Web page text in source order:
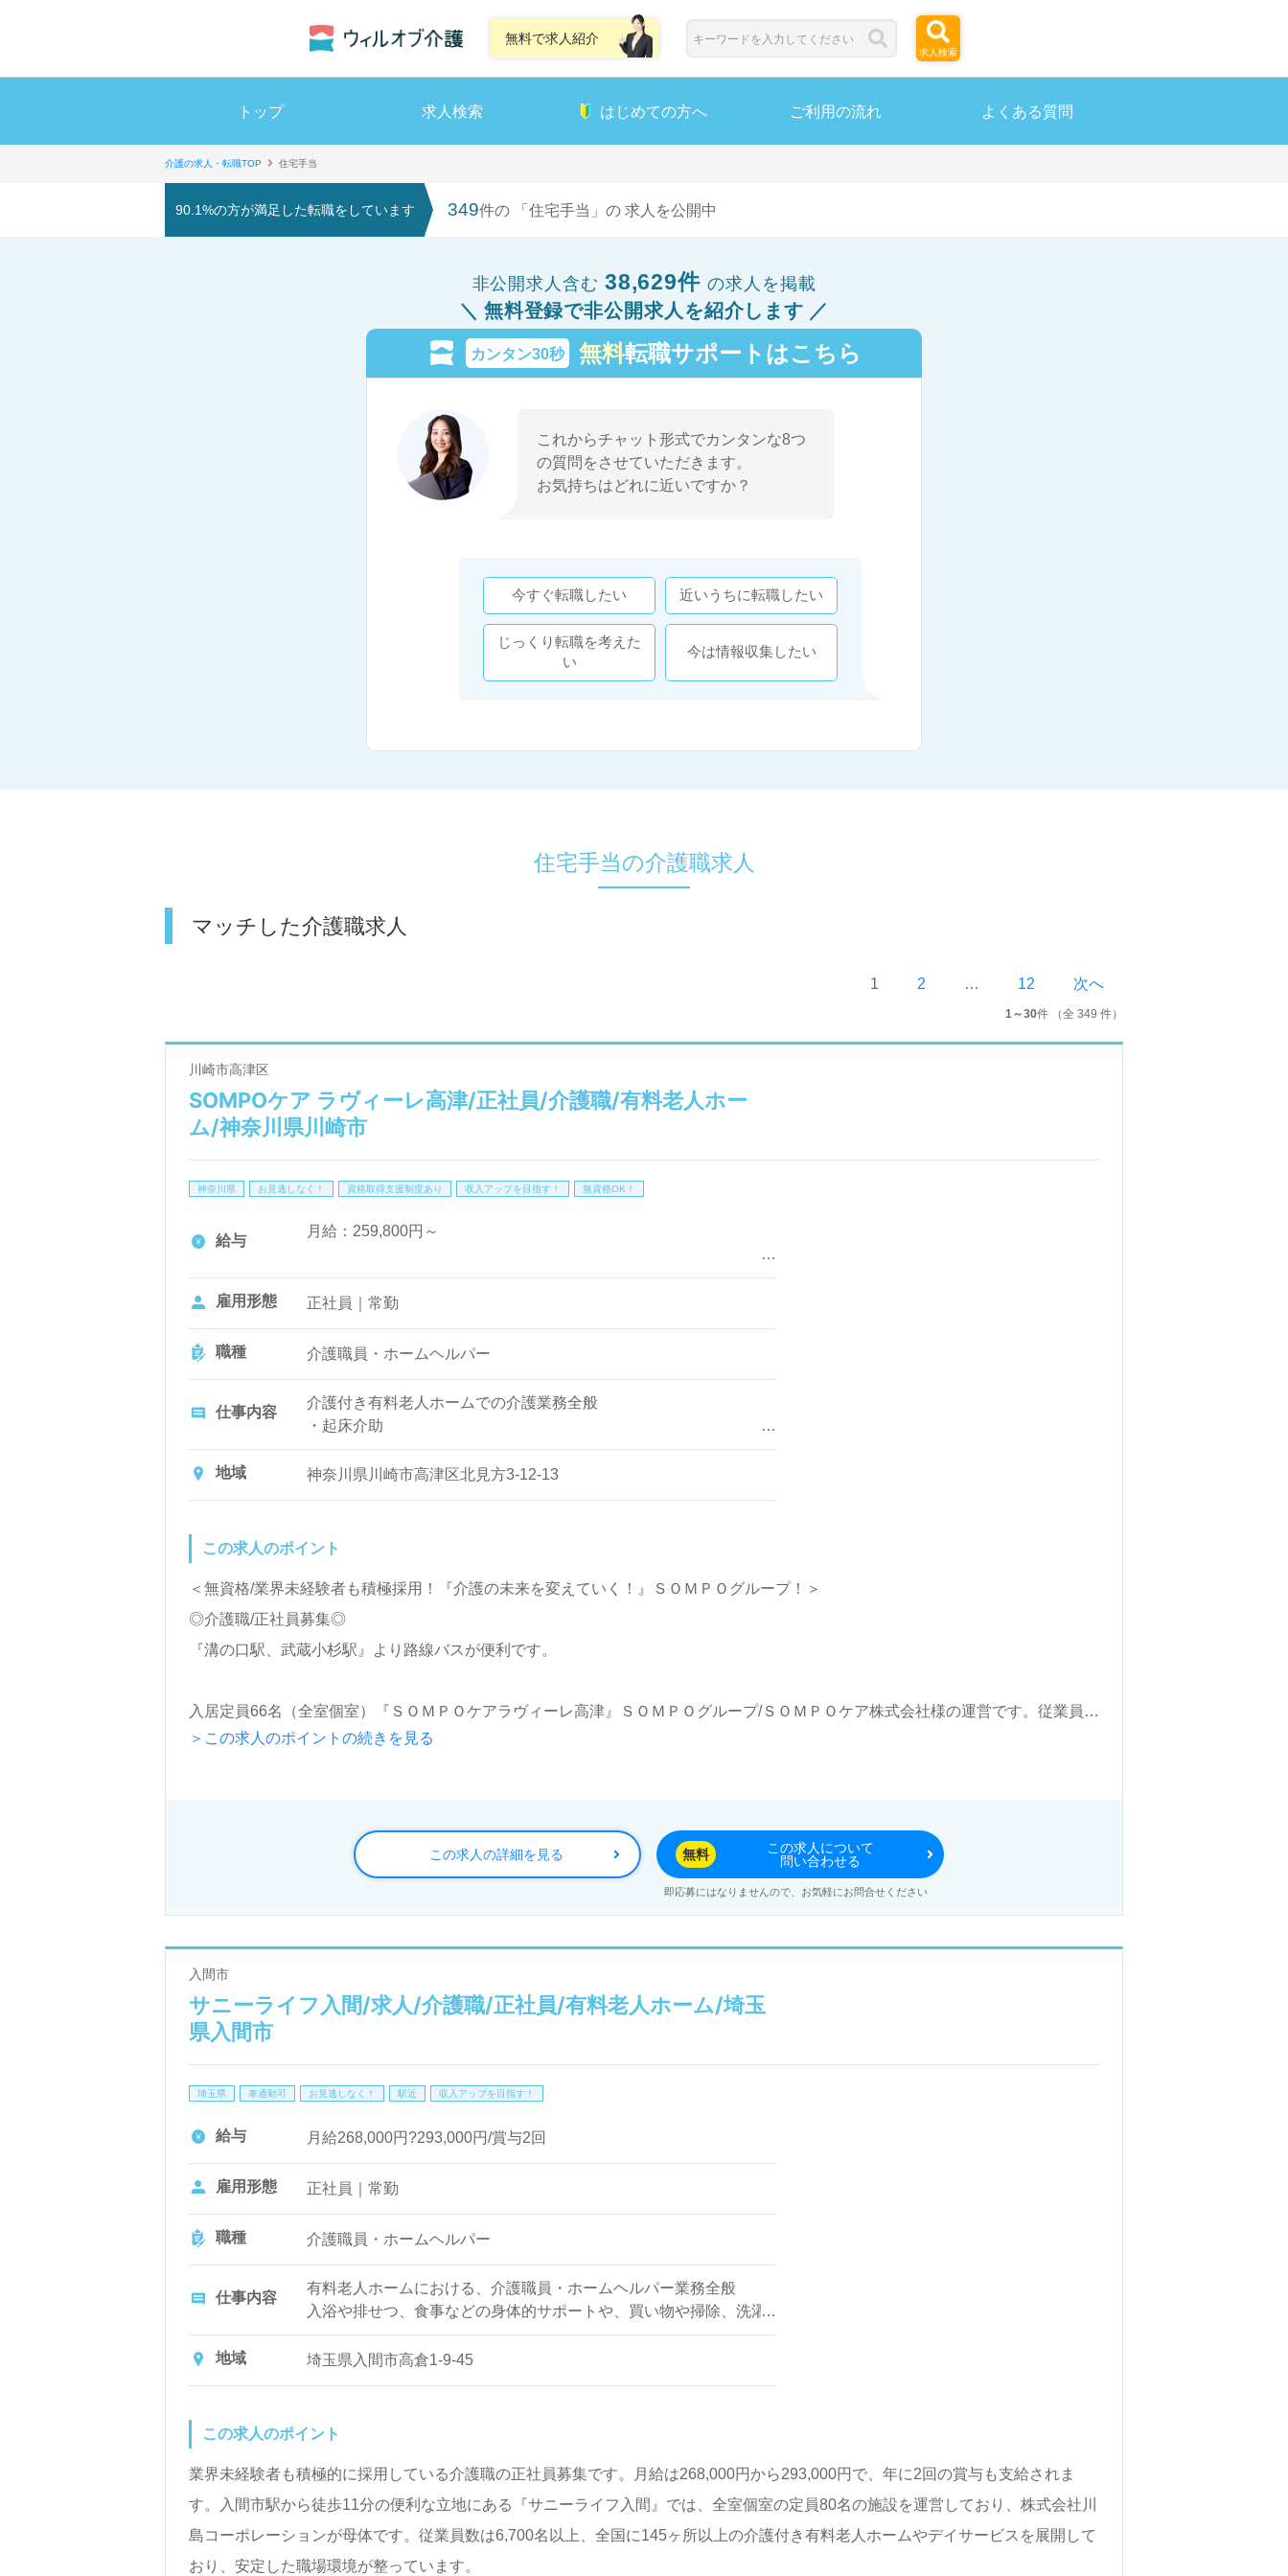
無料で求人紹介
求人検索
トップ 求人検索 はじめての方へ ご利用の流れ よくある質問
介護の求人・転職TOP 住宅手当
90.1%の方が満足した転職をしています 349件の 「住宅手当」の 求人を公開中
非公開求人含む 38,629件 の求人を掲載
無料登録で非公開求人を紹介します
カンタン30秒 無料転職サポートはこちら
これからチャット形式でカンタンな8つ
の質問をさせていただきます。
お気持ちはどれに近いですか？
今すぐ転職したい 近いうちに転職したい
じっくり転職を考えた
い
今は情報収集したい
住宅手当の介護職求人
マッチした介護職求人
1 2 … 12 次へ
1～30件 （全 349 件）
川崎市高津区
SOMPOケア ラヴィーレ高津/正社員/介護職/有料老人ホー
ム/神奈川県川崎市
神奈川県 お見逃しなく！ 資格取得支援制度あり 収入アップを目指す！ 無資格OK！
給与
月給：259,800円～
残業時は別途時間外手当支給（超過1分～）
賞与：基本給2.08ヶ月分/年支給
雇用形態 正社員｜常勤
職種 介護職員・ホームヘルパー
仕事内容
介護付き有料老人ホームでの介護業務全般
・起床介助
・食事介助
・入浴介助や着替え
・レクリエーションの企画・運営
地域 神奈川県川崎市高津区北見方3-12-13
この求人のポイント
＜無資格/業界未経験者も積極採用！『介護の未来を変えていく！』ＳＯＭＰＯグループ！＞
◎介護職/正社員募集◎
『溝の口駅、武蔵小杉駅』より路線バスが便利です。
入居定員66名（全室個室）『ＳＯＭＰＯケアラヴィーレ高津』ＳＯＭＰＯグループ/ＳＯＭＰＯケア株式会社様の運営です。従業員数
20,000人以上、国内第1位、全国約1,000箇所の事業所を展開される介護業界のリーディングカンパニー！動画型実行支援システム
◎多彩なキャリアプラン！輝く"あなたの可能性"『現場ファーストな企業』でなりたい自分を目指せる職場！◎
看護助手や介護職経験のある方はもちろん、これから介護職を目指す方も幅広く募集します。職員様のやさしさ、あたたかな寄り添
いが評判の事業所様です。住宅手当等の手厚い福利厚生、働きながら学べる企業内大学『SOMPOケア ユニバーシティ』もうれしい
サルタントよりご案内します。お問い合わせも遠慮なくお願いします。
＊職種：介護職 ＊雇用形態：正社員 ご希望エリアを担当コンサルタントへお伝えください。詳細をご案内します。
全国の求人ご紹介！医療/福祉業界の正社員/パート求人探しは【ウィルオブ介護】＊求人情報収集、将来的に検討の方も遠慮なく＊
LINE、メール、お電話などご希望に応じてお問い合わせ/ご相談可能です。転職相談、求人紹介、年収交渉など完全無料サービスを
ご利用いただけます。＜非公開求人も取扱いあり！＞"転職支援"のプロと一緒に転職活動！お問い合わせお待ちしております。
＞この求人のポイントの続きを見る
この求人の詳細を見る 無料
この求人について
問い合わせる
即応募にはなりませんので、お気軽にお問合せください
入間市
サニーライフ入間/求人/介護職/正社員/有料老人ホーム/埼玉
県入間市
埼玉県 車通勤可 お見逃しなく！ 駅近 収入アップを目指す！
給与 月給268,000円?293,000円/賞与2回
雇用形態 正社員｜常勤
職種 介護職員・ホームヘルパー
仕事内容
有料老人ホームにおける、介護職員・ホームヘルパー業務全般
入浴や排せつ、食事などの身体的サポートや、買い物や掃除、洗濯
など日常生活のサポートなど
地域
埼玉県入間市高倉1-9-45
この求人のポイント
業界未経験者も積極的に採用している介護職の正社員募集です。月給は268,000円から293,000円で、年に2回の賞与も支給されま
す。入間市駅から徒歩11分の便利な立地にある『サニーライフ入間』では、全室個室の定員80名の施設を運営しており、株式会社川
島コーポレーションが母体です。従業員数は6,700名以上、全国に145ヶ所以上の介護付き有料老人ホームやデイサービスを展開して
おり、安定した職場環境が整っています。